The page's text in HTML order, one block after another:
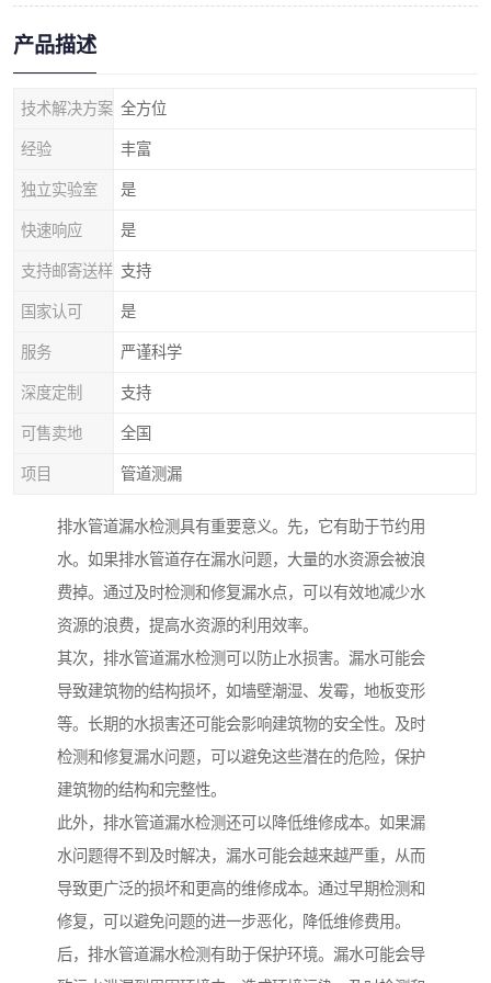
产品描述
技术解决方案 全方位
经验 丰富
独立实验室 是
快速响应 是
支持邮寄送样 支持
国家认可 是
服务 严谨科学
深度定制 支持
可售卖地 全国
项目 管道测漏
排水管道漏水检测具有重要意义。先，它有助于节约用
水。如果排水管道存在漏水问题，大量的水资源会被浪
费掉。通过及时检测和修复漏水点，可以有效地减少水
资源的浪费，提高水资源的利用效率。
其次，排水管道漏水检测可以防止水损害。漏水可能会
导致建筑物的结构损坏，如墙壁潮湿、发霉，地板变形
等。长期的水损害还可能会影响建筑物的安全性。及时
检测和修复漏水问题，可以避免这些潜在的危险，保护
建筑物的结构和完整性。
此外，排水管道漏水检测还可以降低维修成本。如果漏
水问题得不到及时解决，漏水可能会越来越严重，从而
导致更广泛的损坏和更高的维修成本。通过早期检测和
修复，可以避免问题的进一步恶化，降低维修费用。
后，排水管道漏水检测有助于保护环境。漏水可能会导